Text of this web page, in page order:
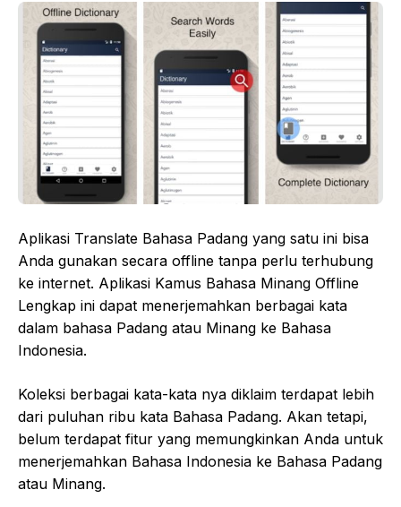
Aplikasi Translate Bahasa Padang yang satu ini bisa
Anda gunakan secara offline tanpa perlu terhubung
ke internet. Aplikasi Kamus Bahasa Minang Offline
Lengkap ini dapat menerjemahkan berbagai kata
dalam bahasa Padang atau Minang ke Bahasa
Indonesia.
Koleksi berbagai kata-kata nya diklaim terdapat lebih
dari puluhan ribu kata Bahasa Padang. Akan tetapi,
belum terdapat fitur yang memungkinkan Anda untuk
menerjemahkan Bahasa Indonesia ke Bahasa Padang
atau Minang.